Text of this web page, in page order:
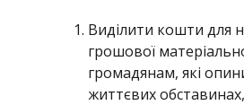
Виділити кошти для
грошової
громадянам, які
життєвих